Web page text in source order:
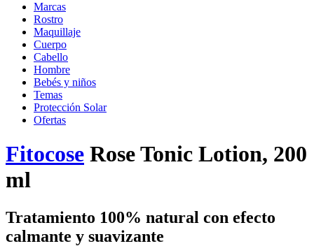
Marcas
Rostro
Maquillaje
Cuerpo
Cabello
Hombre
Bebés y niños
Temas
Protección Solar
Ofertas
Fitocose Rose Tonic Lotion, 200
ml
Tratamiento 100% natural con efecto
calmante y suavizante